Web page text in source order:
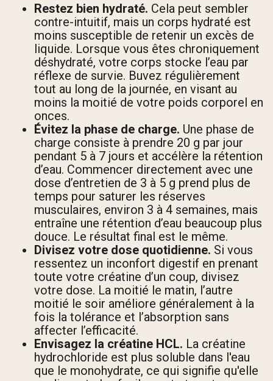
Restez bien hydraté. Cela peut sembler
contre-intuitif, mais un corps hydraté est
moins susceptible de retenir un excès de
liquide. Lorsque vous êtes chroniquement
déshydraté, votre corps stocke l’eau par
réflexe de survie. Buvez régulièrement
tout au long de la journée, en visant au
moins la moitié de votre poids corporel en
onces.
Évitez la phase de charge. Une phase de
charge consiste à prendre 20 g par jour
pendant 5 à 7 jours et accélère la rétention
d’eau. Commencer directement avec une
dose d’entretien de 3 à 5 g prend plus de
temps pour saturer les réserves
musculaires, environ 3 à 4 semaines, mais
entraîne une rétention d’eau beaucoup plus
douce. Le résultat final est le même.
Divisez votre dose quotidienne. Si vous
ressentez un inconfort digestif en prenant
toute votre créatine d’un coup, divisez
votre dose. La moitié le matin, l’autre
moitié le soir améliore généralement à la
fois la tolérance et l’absorption sans
affecter l’efficacité.
Envisagez la créatine HCL. La créatine
hydrochloride est plus soluble dans l'eau
que le monohydrate, ce qui signifie qu'elle